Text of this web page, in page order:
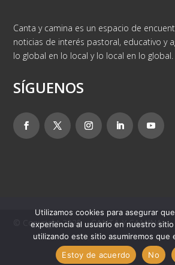
Canta y camina es un espacio de
noticias de interés pastoral, educativo y
lo global en lo local y lo local en lo global.
SÍGUENOS
© Copyright 2025 – CANTA Y CAMINA
Utilizamos cookies para asegurar
experiencia al usuario en nuestro
utilizando este sitio asumiremos que
Estoy de acuerdo
No